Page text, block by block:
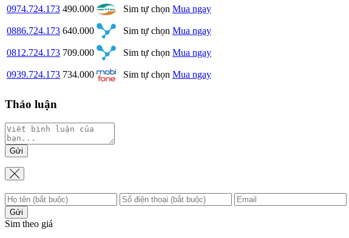
0974.724.173 490.000 Sim tự chọn Mua ngay
0886.724.173 640.000 Sim tự chọn Mua ngay
0812.724.173 709.000 Sim tự chọn Mua ngay
0939.724.173 734.000 Sim tự chọn Mua ngay
Thảo luận
Gửi
Gửi
Sim theo giá